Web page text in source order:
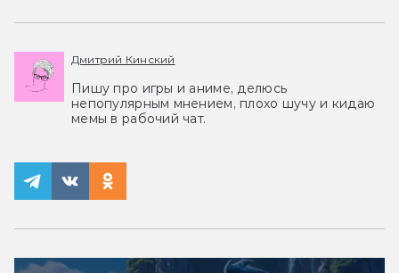
Дмитрий Кинский
Пишу про игры и аниме, делюсь
непопулярным мнением, плохо шучу и кидаю
мемы в рабочий чат.